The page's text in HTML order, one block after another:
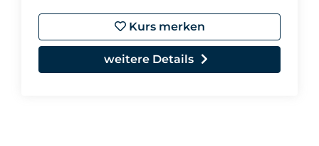
Kurs merken
weitere Details